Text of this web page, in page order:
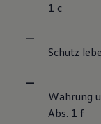
1 c
Schutz
Wahrung
Abs. 1 f